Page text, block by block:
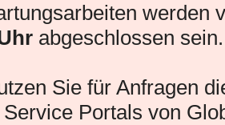
werden
abgeschlossen sein.
Sie für Anfragen
Portals von